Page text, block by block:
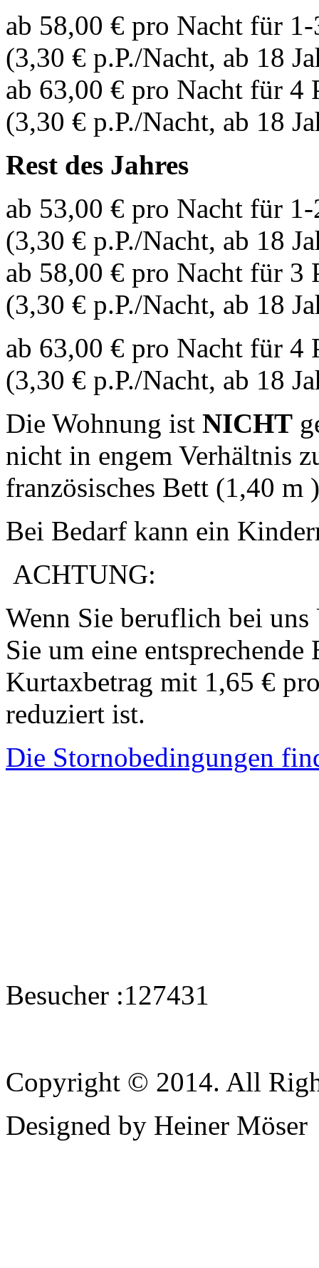
ab 58,00 € pro Nacht für
(3,30 € p.P./Nacht, ab 18
ab 63,00 € pro Nacht für 4
(3,30 € p.P./Nacht, ab 18
Rest des Jahres
ab 53,00 € pro Nacht für
(3,30 € p.P./Nacht, ab 18
ab 58,00 € pro Nacht für 3
(3,30 € p.P./Nacht, ab 18
ab 63,00 € pro Nacht für 4
(3,30 € p.P./Nacht, ab 18
Die Wohnung ist NICHT
nicht in engem Verhältnis
französisches Bett (1,40 m
Bei Bedarf kann ein
ACHTUNG:
Wenn Sie beruflich bei
Sie um eine
Kurtaxbetrag mit 1,65 €
reduziert ist.
Die Stornobedingungen
Besucher :127431
Copyright © 2014. All
Designed by Heiner Möser